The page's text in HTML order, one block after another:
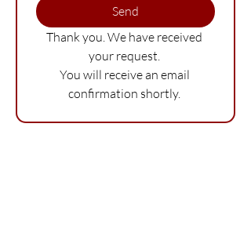
Send
Thank you. We have received
You will receive an email